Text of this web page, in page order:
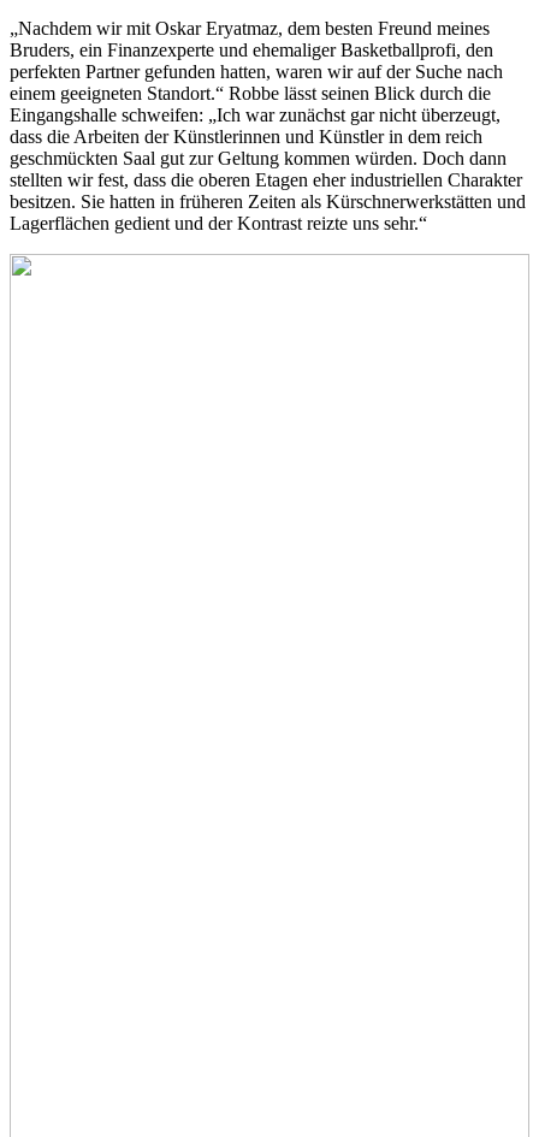
„Nachdem wir mit Oskar Eryatmaz, dem besten Freund meines
Bruders, ein Finanzexperte und ehemaliger Basketballprofi, den
perfekten Partner gefunden hatten, waren wir auf der Suche nach
einem geeigneten Standort.“ Robbe lässt seinen Blick durch die
Eingangshalle schweifen: „Ich war zunächst gar nicht überzeugt,
dass die Arbeiten der Künstlerinnen und Künstler in dem reich
geschmückten Saal gut zur Geltung kommen würden. Doch dann
stellten wir fest, dass die oberen Etagen eher industriellen Charakter
besitzen. Sie hatten in früheren Zeiten als Kürschnerwerkstätten und
Lagerflächen gedient und der Kontrast reizte uns sehr.“